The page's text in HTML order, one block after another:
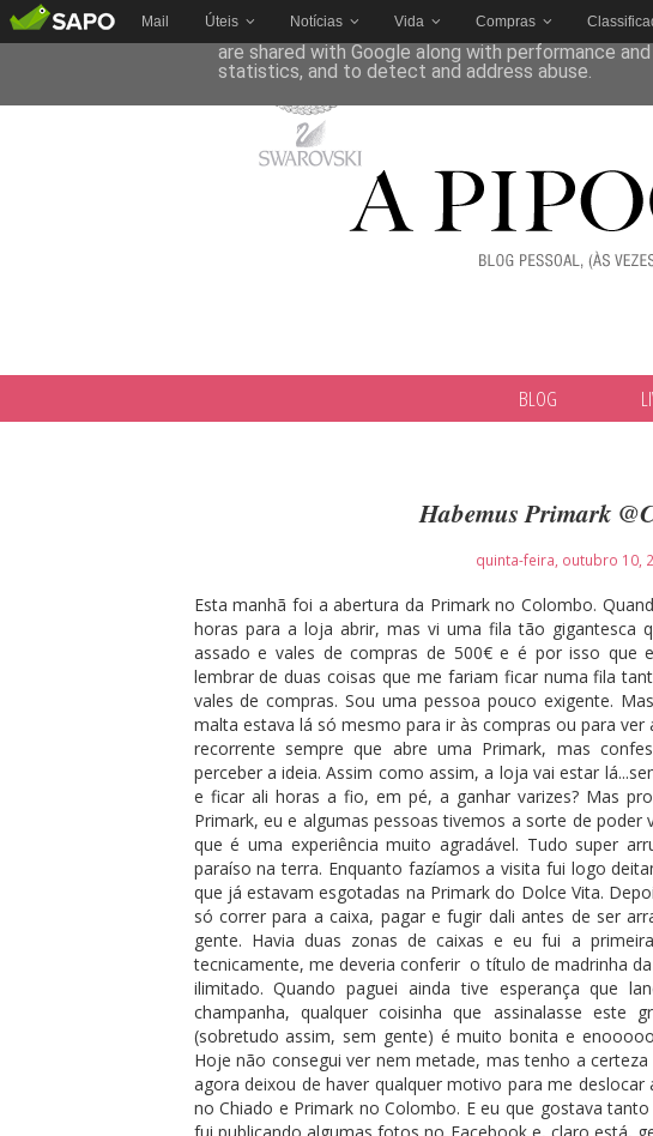
Mail Úteis Notícias Vida Compras
BLOG
Habemus Primark
quinta-feira, outubro 10,
Esta manhã foi a abertura da Primark no Colombo.
horas para a loja abrir, mas vi uma fila tão gigantesca
assado e vales de compras de 500€ e é por isso que
lembrar de duas coisas que me fariam ficar numa fila
vales de compras. Sou uma pessoa pouco exigente.
malta estava lá só mesmo para ir às compras ou para
recorrente sempre que abre uma Primark, mas
perceber a ideia. Assim como assim, a loja vai estar
e ficar ali horas a fio, em pé, a ganhar varizes? Mas
Primark, eu e algumas pessoas tivemos a sorte de
que é uma experiência muito agradável. Tudo super
paraíso na terra. Enquanto fazíamos a visita fui logo
que já estavam esgotadas na Primark do Dolce Vita.
só correr para a caixa, pagar e fugir dali antes de ser
gente. Havia duas zonas de caixas e eu fui a
tecnicamente, me deveria conferir o título de madrinha
ilimitado. Quando paguei ainda tive esperança que
champanha, qualquer coisinha que assinalasse este
(sobretudo assim, sem gente) é muito bonita e
Hoje não consegui ver nem metade, mas tenho a
agora deixou de haver qualquer motivo para me
no Chiado e Primark no Colombo. E eu que gostava
fui publicando algumas fotos no Facebook e, claro está,
This site uses cookies from Google to deliver its
are shared with Google along with performance
statistics, and to detect and address abuse.